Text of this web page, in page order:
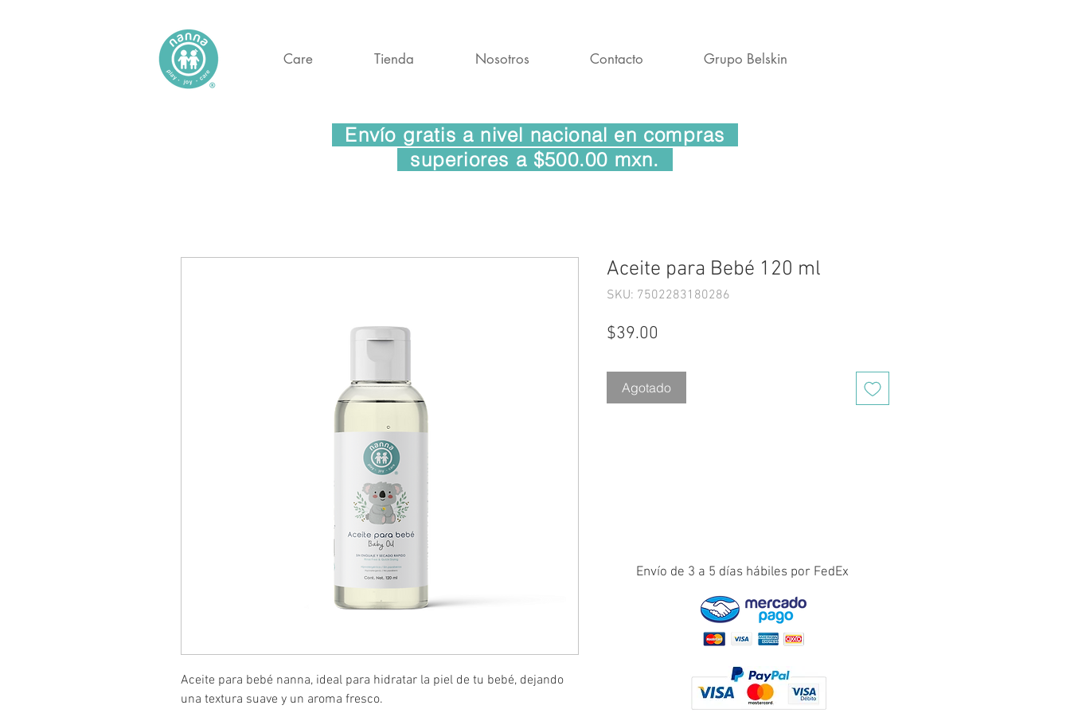
Care Tienda Nosotros Contacto Grupo Belskin
Aceite para bebé nanna, ideal para hidratar la piel de tu bebé, dejando
una textura suave y un aroma fresco.
Aceite para Bebé 120 ml
SKU: 7502283180286
$39.00
Agotado
Envío de 3 a 5 días hábiles por FedEx
Envío gratis a nivel nacional en compras
superiores a $500.00 mxn.